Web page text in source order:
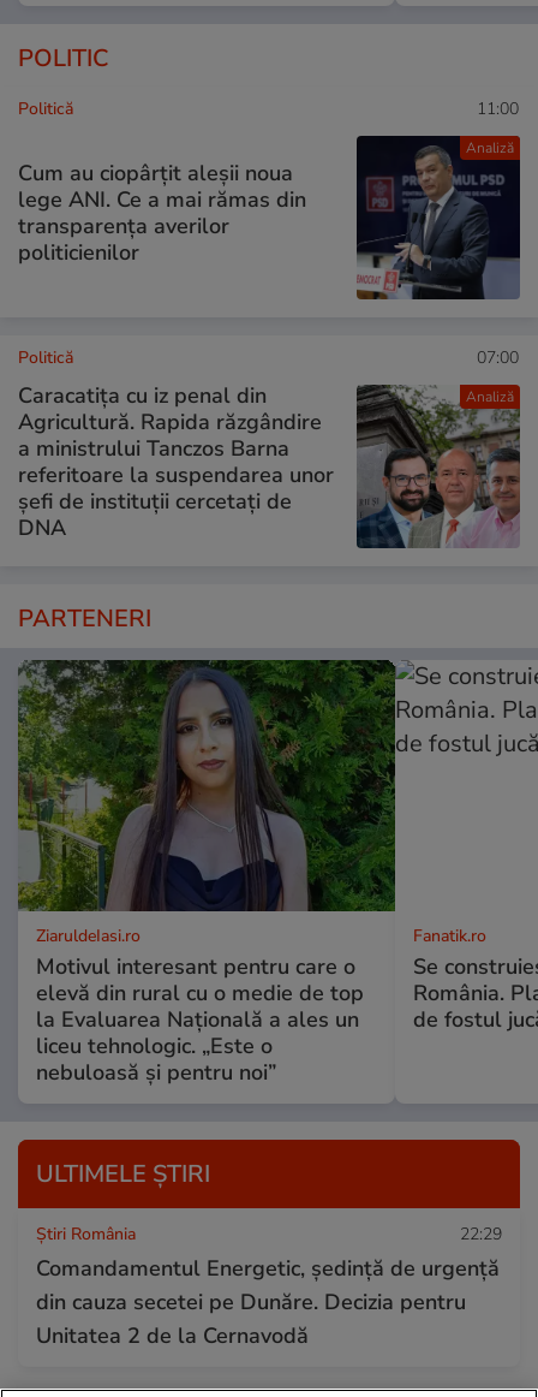
POLITIC
Analiză
Politică 11:00
Cum au ciopârțit aleșii noua
lege ANI. Ce a mai rămas din
transparența averilor
politicienilor
Analiză
Politică 07:00
Caracatița cu iz penal din
Agricultură. Rapida răzgândire
a ministrului Tanczos Barna
referitoare la suspendarea unor
șefi de instituții cercetați de
DNA
PARTENERI
ZiaruldeIasi.ro
Motivul interesant pentru care o
elevă din rural cu o medie de top
la Evaluarea Națională a ales un
liceu tehnologic. „Este o
nebuloasă și pentru noi”
Fanatik.ro
Se
România.
de fostul
ULTIMELE ȘTIRI
Știri România 22:29
Comandamentul Energetic, ședință de urgență
din cauza secetei pe Dunăre. Decizia pentru
Unitatea 2 de la Cernavodă